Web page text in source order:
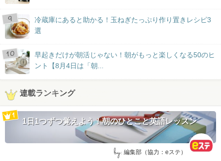
冷蔵庫にあると助かる！玉ねぎたっぷり作り置きレシピ3
選
早起きだけが朝活じゃない！朝がもっと楽しくなる50のヒ
ント【8月4日は「朝...
連載ランキング
1日1つずつ覚えよう！朝のひとこと英語レッスン
by: 編集部（協力：eステ）